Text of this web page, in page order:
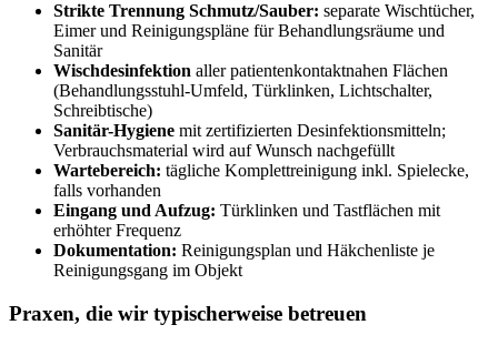
Strikte Trennung Schmutz/Sauber: separate Wischtücher,
Eimer und Reinigungspläne für Behandlungsräume und
Sanitär
Wischdesinfektion aller patientenkontaktnahen Flächen
(Behandlungsstuhl-Umfeld, Türklinken, Lichtschalter,
Schreibtische)
Sanitär-Hygiene mit zertifizierten Desinfektionsmitteln;
Verbrauchsmaterial wird auf Wunsch nachgefüllt
Wartebereich: tägliche Komplettreinigung inkl. Spielecke,
falls vorhanden
Eingang und Aufzug: Türklinken und Tastflächen mit
erhöhter Frequenz
Dokumentation: Reinigungsplan und Häkchenliste je
Reinigungsgang im Objekt
Praxen, die wir typischerweise betreuen